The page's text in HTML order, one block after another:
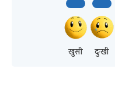
खुसी दुःखी